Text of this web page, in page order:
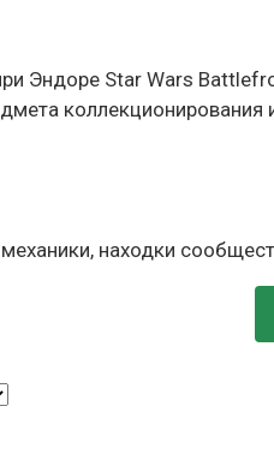
Эндоре Star Wars
коллекционирования
находки